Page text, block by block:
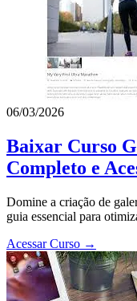
06/03/2026
Baixar Curso
Completo e
Domine a criação de
guia essencial para
Acessar Curso →